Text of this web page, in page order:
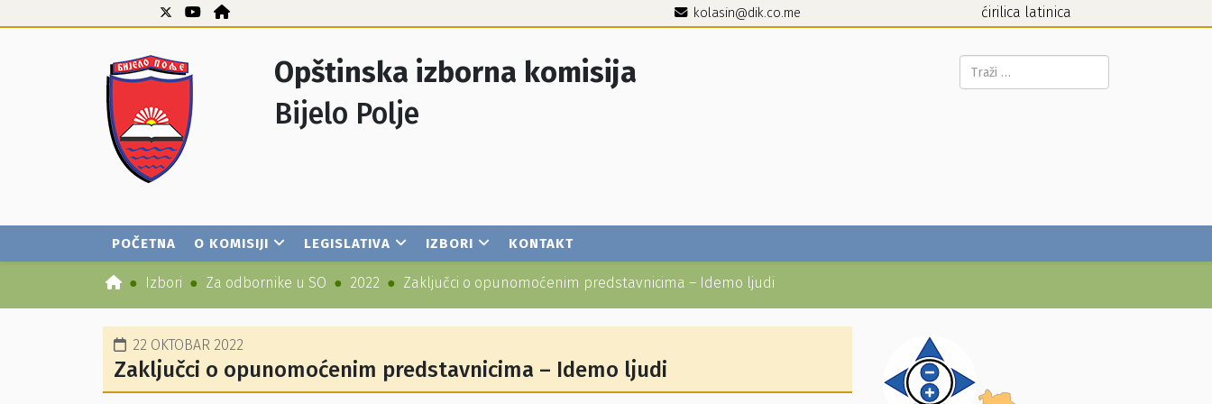
kolasin@dik.co.me ćirilica latinica
Opštinska izborna komisija
Bijelo Polje
Pretraga...
POČETNA O KOMISIJI LEGISLATIVA IZBORI KONTAKT
Izbori Za odbornike u SO 2022 Zaključci o opunomoćenim predstavnicima – Idemo ljudi
22 OKTOBAR 2022
Zaključci o opunomoćenim predstavnicima – Idemo ljudi